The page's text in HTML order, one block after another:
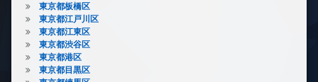
東京都板橋区
東京都江戸川区
東京都江東区
東京都渋谷区
東京都港区
東京都目黒区